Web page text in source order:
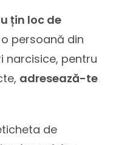
țin loc de
persoană din
narcisice, pentru
adresează-te
de